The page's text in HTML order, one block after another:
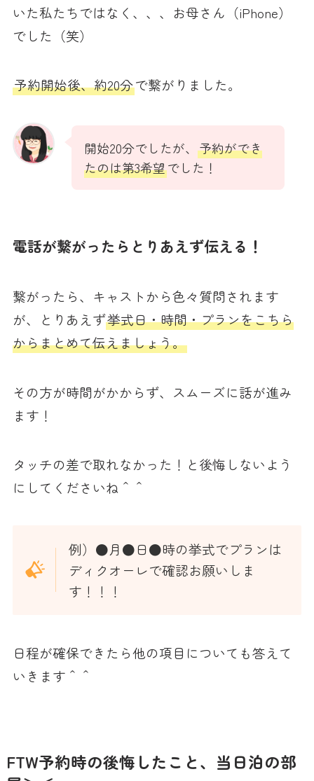
いた私たちではなく、、、お母さん（iPhone）
でした（笑）
予約開始後、約20分で繋がりました。
開始20分でしたが、 予約ができ
たのは第3希望でした！
電話が繋がったらとりあえず伝える！
繋がったら、キャストから色々質問されます
が、とりあえず挙式日・時間・プランをこちら
からまとめて伝えましょう。
その方が時間がかからず、スムーズに話が進み
ます！
タッチの差で取れなかった！と後悔しないよう
にしてくださいね＾＾
例）●月●日●時の挙式でプランは
ディクオーレで確認お願いしま
す！！！
日程が確保できたら他の項目についても答えて
いきます＾＾
FTW予約時の後悔したこと、当日泊の部